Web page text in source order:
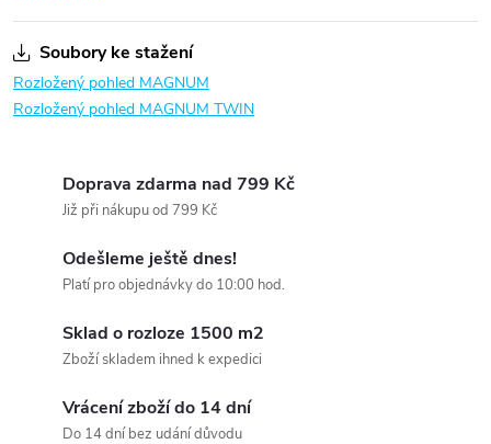
Soubory ke stažení
Rozložený pohled MAGNUM
Rozložený pohled MAGNUM TWIN
Doprava zdarma nad 799 Kč
Již při nákupu od 799 Kč
Odešleme ještě dnes!
Platí pro objednávky do 10:00 hod.
Sklad o rozloze 1500 m2
Zboží skladem ihned k expedici
Vrácení zboží do 14 dní
Do 14 dní bez udání důvodu